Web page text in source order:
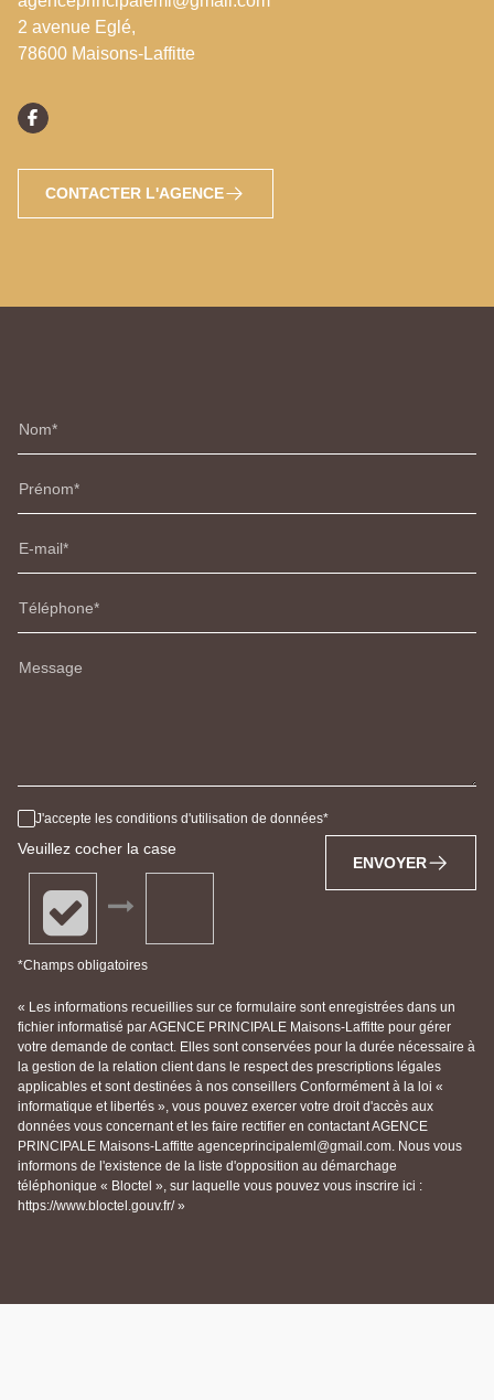
2 avenue Eglé,
78600 Maisons-Laffitte
CONTACTER L'AGENCE
Nom
Prénom
E-mail
Téléphone
Message
J'accepte les conditions d'utilisation de données
Veuillez cocher la case
*Champs obligatoires
ENVOYER
« Les informations recueillies sur ce formulaire sont enregistrées dans un
fichier informatisé par AGENCE PRINCIPALE Maisons-Laffitte pour gérer
votre demande de contact. Elles sont conservées pour la durée nécessaire à
la gestion de la relation client dans le respect des prescriptions légales
applicables et sont destinées à nos conseillers Conformément à la loi «
informatique et libertés », vous pouvez exercer votre droit d'accès aux
données vous concernant et les faire rectifier en contactant AGENCE
PRINCIPALE Maisons-Laffitte agenceprincipaleml@gmail.com. Nous vous
informons de l'existence de la liste d'opposition au démarchage
téléphonique « Bloctel », sur laquelle vous pouvez vous inscrire ici :
https://www.bloctel.gouv.fr/ »